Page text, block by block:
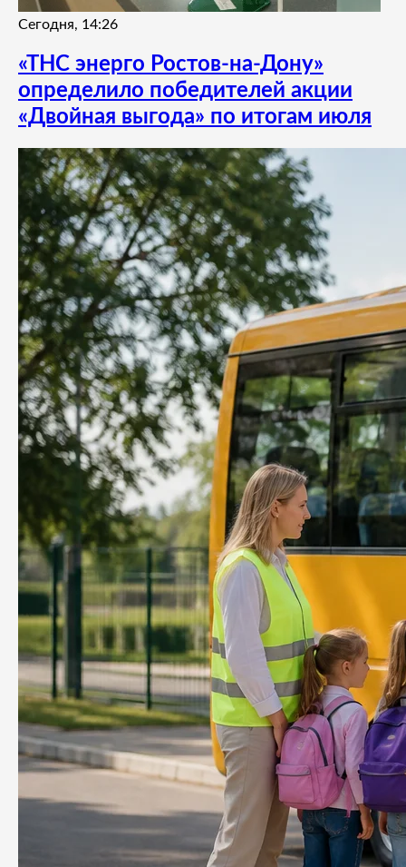
Сегодня, 14:26
«ТНС энерго Ростов-на-Дону»
определило победителей акции
«Двойная выгода» по итогам июля